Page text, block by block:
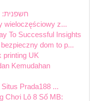
חשפנית:
wieloczęściowy z...
To Successful Insights
dom to p...
printing UK
Kemudahan
Prada188 ...
Chơi Lô 8 Số MB: